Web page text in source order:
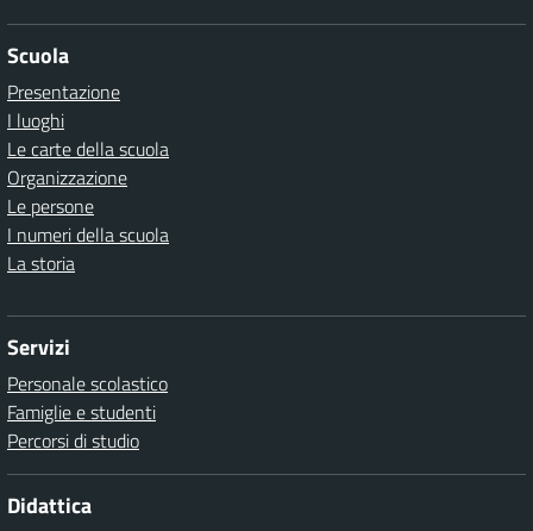
Scuola
Presentazione
I luoghi
Le carte della scuola
Organizzazione
Le persone
I numeri della scuola
La storia
Servizi
Personale scolastico
Famiglie e studenti
Percorsi di studio
Didattica